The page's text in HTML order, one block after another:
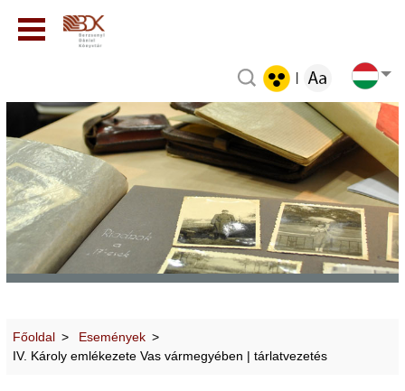
Főoldal
Események
IV. Károly emlékezete Vas vármegyében | tárlatvezetés